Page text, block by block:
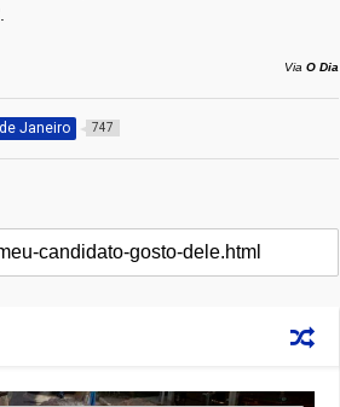
ViaO Dia
Janeiro 747